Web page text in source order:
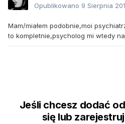
Opublikowano 9 Sierpnia
Mam/miałem podobnie,moi
to kompletnie,psycholog mi wtedy
Jeśli chcesz dodać
się lub